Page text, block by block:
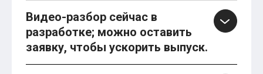
Видео-разбор сейчас в
разработке; можно оставить
заявку, чтобы ускорить выпуск.